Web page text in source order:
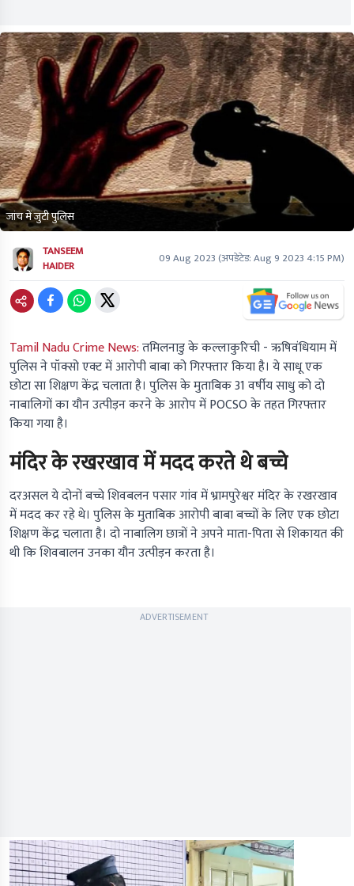
जांच में जुटी पुलिस
TANSEEM
HAIDER
09 Aug 2023(अपडेटेड:Aug 9 2023 4:15 PM)
Tamil Nadu Crime News:तमिलनाडु के कल्लाकुरिची - ऋषिवंधियाम में
पुलिस ने पॉक्सो एक्ट में आरोपी बाबा को गिरफ्तार किया है। ये साधू एक
छोटा सा शिक्षण केंद्र चलाता है। पुलिस के मुताबिक 31 वर्षीय साधु को दो
नाबालिगों का यौन उत्पीड़न करने के आरोप में POCSO के तहत गिरफ्तार
किया गया है।
मंदिर के रखरखाव में मदद करते थे बच्चे
दरअसल ये दोनों बच्चे शिवबलन पसार गांव में भ्रामपुरेश्वर मंदिर के रखरखाव
में मदद कर रहे थे। पुलिस के मुताबिक आरोपी बाबा बच्चों के लिए एक छोटा
शिक्षण केंद्र चलाता है। दो नाबालिग छात्रों ने अपने माता-पिता से शिकायत की
थी कि शिवबालन उनका यौन उत्पीड़न करता है।
ADVERTISEMENT